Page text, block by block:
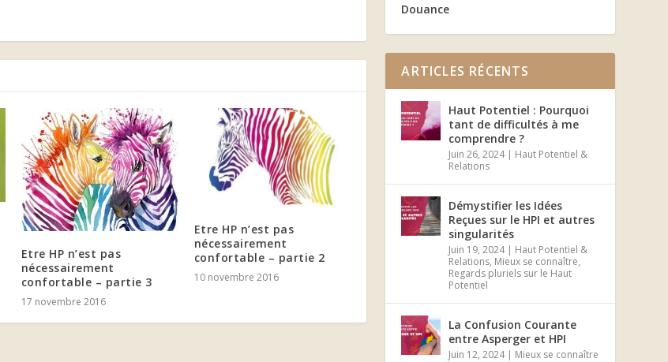
Etre HP n’est pas
nécessairement
confortable – partie 3
17 novembre 2016
Etre HP n’est pas
nécessairement
confortable – partie 2
10 novembre 2016
Douance
ARTICLES RÉCENTS
Haut Potentiel : Pourquoi
tant de difficultés à me
comprendre ?
Juin 26, 2024| Haut Potentiel &
Relations
Démystifier les Idées
Reçues sur le HPI et autres
singularités
Juin 19, 2024| Haut Potentiel &
Relations, Mieux se connaître,
Regards pluriels sur le Haut
Potentiel
La Confusion Courante
entre Asperger et HPI
Juin 12, 2024| Mieux se connaître